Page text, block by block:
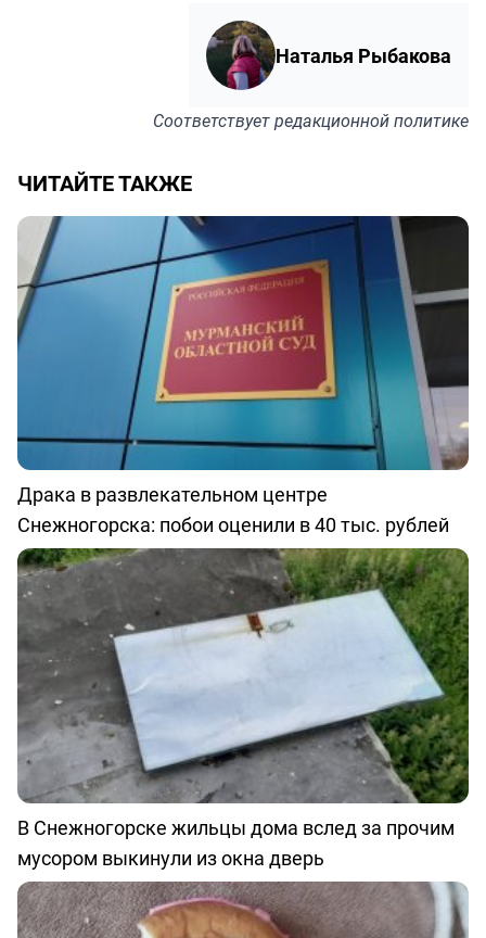
Наталья Рыбакова
Соответствуетредакционной политике
ЧИТАЙТЕ ТАКЖЕ
Драка в развлекательном центре
Снежногорска: побои оценили в 40 тыс. рублей
В Снежногорске жильцы дома вслед за прочим
мусором выкинули из окна дверь